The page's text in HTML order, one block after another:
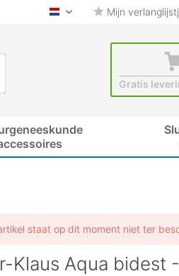
glas-shop.be -
Mijn
Gratis
staat op dit moment niet ter
Klaus Aqua bidest